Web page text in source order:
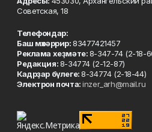
Советская, 18
Телефондар:
Баш мөхәррир:83477421457
Реклама хеҙмәте:8-347-74 (2-18-
Редакция:8-34774 (2-12-87)
Кадрҙар бүлеге:8-34774 (2-18-44)
Электрон почта:inzer_arh@mail.ru